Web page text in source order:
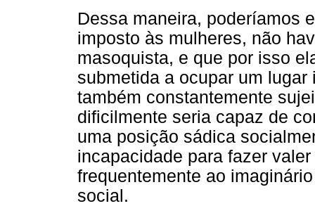
Dessa maneira, poderíamos
imposto às mulheres, não
masoquista, e que por isso
submetida a ocupar um
também constantemente
dificilmente seria capaz de
uma posição sádica
incapacidade para fazer
frequentemente ao
social.